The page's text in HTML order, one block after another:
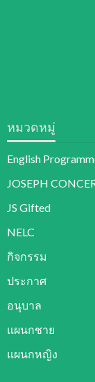
หมวดหมู่
English
JOSEPH
JS Gifted
NELC
กิจกรรม
ประกาศ
อนุบาล
แผนกชาย
แผนกหญิง